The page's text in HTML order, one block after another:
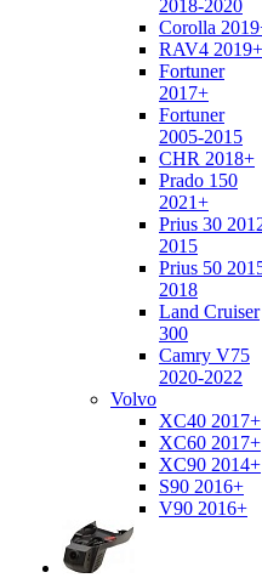
2018-2020
Corolla
RAV4 2019+
Fortuner
2017+
Fortuner
2005-2015
CHR 2018+
Prado 150
2021+
Prius 30
2015
Prius 50
2018
Land Cruiser
300
Camry V75
2020-2022
Volvo
XC40 2017+
XC60 2017+
XC90 2014+
S90 2016+
V90 2016+